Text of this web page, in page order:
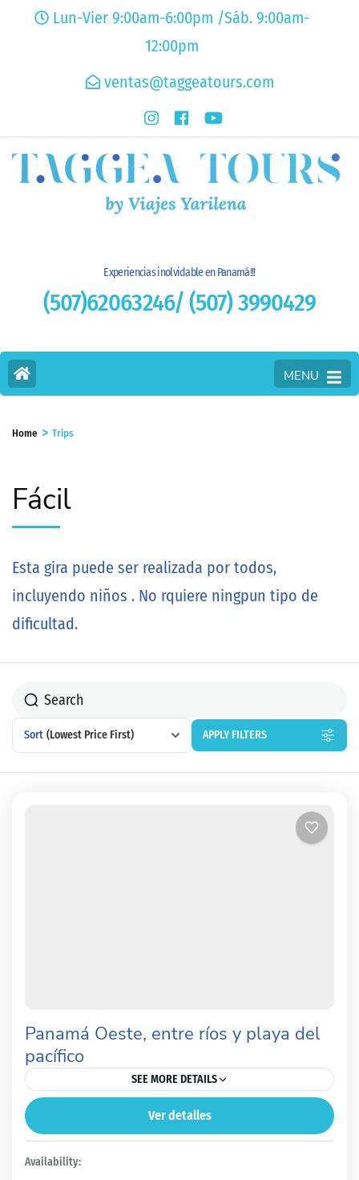
Lun-Vier 9:00am-6:00pm /Sáb. 9:00am-
12:00pm
ventas@taggeatours.com
Experiencias inolvidable en Panamá!!!
(507)62063246/ (507) 3990429
MENU
Home > Trips
Fácil
Esta gira puede ser realizada por todos,
incluyendo niños . No rquiere ningpun tipo de
dificultad.
Sort (Lowest Price First) APPLY FILTERS
Panamá Oeste, entre ríos y playa del
pacífico
SEE MORE DETAILS
Fácil
Ver detalles
Availability: